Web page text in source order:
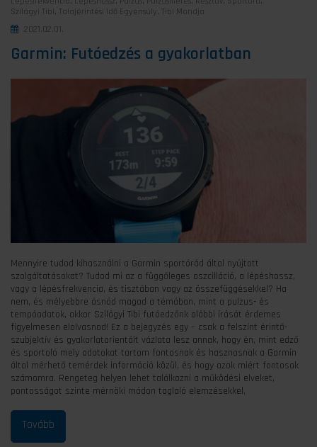
Szilágyi Tibi, Talajérintési Idő Egyensúly, Tibi Mondja
2021.02.01.
Garmin: Futóedzés a gyakorlatban
Mennyire tudod kihasználni a Garmin sportórád által nyújtott
szolgáltatásokat? Tudod mi az a függőleges oszcilláció, a lépéshossz,
vagy a lépésfrekvencia, és tisztában vagy az összefüggésekkel? Ha
nem, és mélyebbre ásnád magad a témában, mint a pulzus- és
tempóadatok, akkor Szilágyi Tibi futóedzőnk alábbi írását érdemes
figyelmesen elolvasnod! Ez a bejegyzés egy – csak a felszínt érintő-
szubjektív és gyakorlatorientált vázlata lesz annak, hogy én, mint edző
és sportoló mely adatokat tartom fontosnak és hasznosnak a Garmin
által mérhető temérdek információ közül, és hogy azok miért fontosak
számomra. Rengeteg helyen lehet találkozni a működési elveket,
pontosságot szinte mérnöki módon taglaló elemzésekkel,